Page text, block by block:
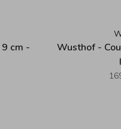
cm -
Wusthof -